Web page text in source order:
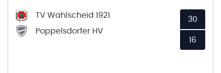
TV Wahlscheid 1921
Poppelsdorfer HV
30
16